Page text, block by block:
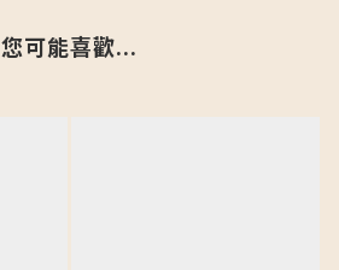
您可能喜歡...